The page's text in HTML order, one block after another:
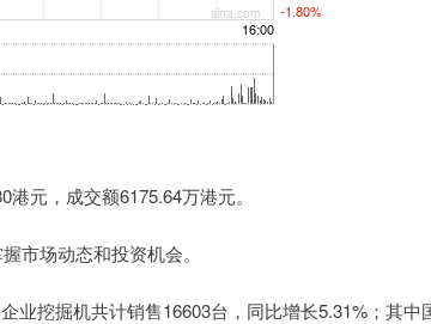
元，成交额6175.64万港元。
市场动态和投资机会。
挖掘机共计销售16603台，同比增长5.31%；其中